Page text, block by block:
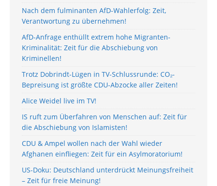
Nach dem fulminanten AfD-Wahlerfolg: Zeit,
Verantwortung zu übernehmen!
AfD-Anfrage enthüllt extrem hohe Migranten-
Kriminalität: Zeit für die Abschiebung von
Kriminellen!
Trotz Dobrindt-Lügen in TV-Schlussrunde: CO₂-
Bepreisung ist größte CDU-Abzocke aller Zeiten!
Alice Weidel live im TV!
IS ruft zum Überfahren von Menschen auf: Zeit für
die Abschiebung von Islamisten!
CDU & Ampel wollen nach der Wahl wieder
Afghanen einfliegen: Zeit für ein Asylmoratorium!
US-Doku: Deutschland unterdrückt Meinungsfreiheit
– Zeit für freie Meinung!